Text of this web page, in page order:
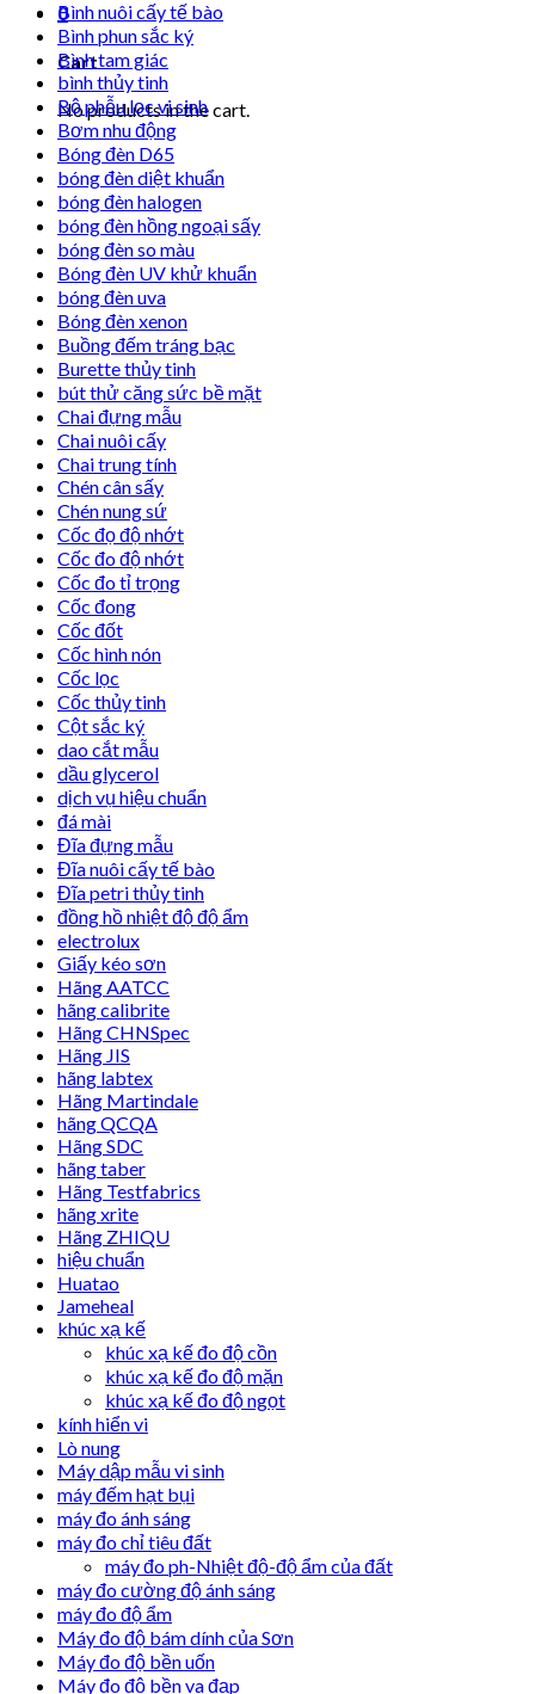
0
Cart
No products in the cart.
Bình nuôi cấy tế bào
Bình phun sắc ký
Bình tam giác
bình thủy tinh
Bộ phễu lọc vi sinh
Bơm nhu động
Bóng đèn D65
bóng đèn diệt khuẩn
bóng đèn halogen
bóng đèn hồng ngoại sấy
bóng đèn so màu
Bóng đèn UV khử khuẩn
bóng đèn uva
Bóng đèn xenon
Buồng đếm tráng bạc
Burette thủy tinh
bút thử căng sức bề mặt
Chai đựng mẫu
Chai nuôi cấy
Chai trung tính
Chén cân sấy
Chén nung sứ
Cốc đọ độ nhớt
Cốc đo độ nhớt
Cốc đo tỉ trọng
Cốc đong
Cốc đốt
Cốc hình nón
Cốc lọc
Cốc thủy tinh
Cột sắc ký
dao cắt mẫu
dầu glycerol
dịch vụ hiệu chuẩn
đá mài
Đĩa đựng mẫu
Đĩa nuôi cấy tế bào
Đĩa petri thủy tinh
đồng hồ nhiệt độ độ ẩm
electrolux
Giấy kéo sơn
Hãng AATCC
hãng calibrite
Hãng CHNSpec
Hãng JIS
hãng labtex
Hãng Martindale
hãng QCQA
Hãng SDC
hãng taber
Hãng Testfabrics
hãng xrite
Hãng ZHIQU
hiệu chuẩn
Huatao
Jameheal
khúc xạ kế
khúc xạ kế đo độ cồn
khúc xạ kế đo độ mặn
khúc xạ kế đo độ ngọt
kính hiển vi
Lò nung
Máy dập mẫu vi sinh
máy đếm hạt bụi
máy đo ánh sáng
máy đo chỉ tiêu đất
máy đo ph-Nhiệt độ-độ ẩm của đất
máy đo cường độ ánh sáng
máy đo độ ẩm
Máy đo độ bám dính của Sơn
Máy đo độ bền uốn
Máy đo độ bền va đạp